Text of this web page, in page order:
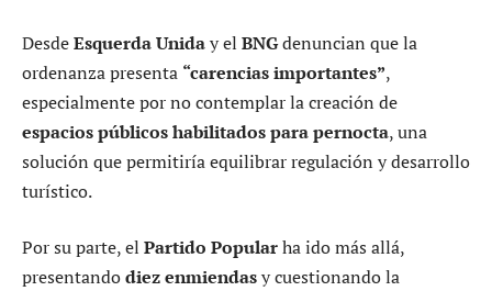
DesdeEsquerda Uniday el BNGdenuncian que la
ordenanza presenta “carencias importantes”,
especialmente por no contemplar la creación de
espacios públicos habilitados para pernocta, una
solución que permitiría equilibrar regulación y desarrollo
turístico.
Por su parte, el Partido Popularha ido más allá,
presentandodiez enmiendasy cuestionando la